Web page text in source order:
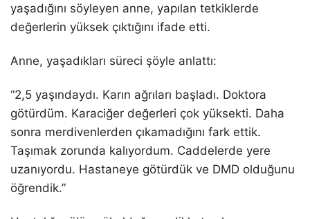
yaşadığını söyleyen anne, yapılan tetkiklerde
değerlerin yüksek çıktığını ifade etti.
Anne, yaşadıkları süreci şöyle anlattı:
“2,5 yaşındaydı. Karın ağrıları başladı. Doktora
götürdüm. Karaciğer değerleri çok yüksekti. Daha
sonra merdivenlerden çıkamadığını fark ettik.
Taşımak zorunda kalıyordum. Caddelerde yere
uzanıyordu. Hastaneye götürdük ve DMD olduğunu
öğrendik.”